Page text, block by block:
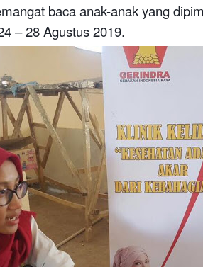
baca anak-anak yang
– 28 Agustus 2019.